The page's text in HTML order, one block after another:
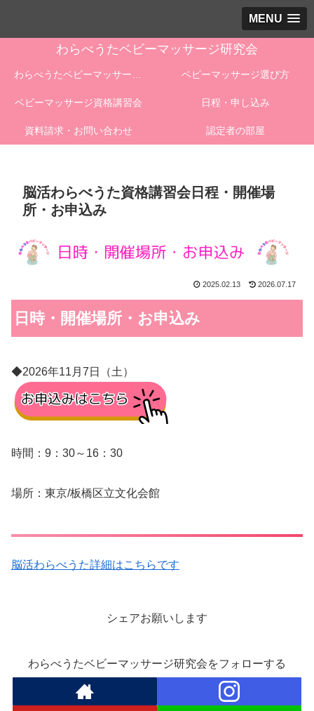
MENU
わらべうたベビーマッサージ研究会
ベビーマッサージ選び方
ベビーマッサージ資格講習会 日程・申し込み
資料請求・お問い合わせ 認定者の部屋
脳活わらべうた資格講習会日程・開催場
所・お申込み
2025.02.13 2026.07.17
日時・開催場所・お申込み
◆2026年11月7日（土）
時間：9：30～16：30
場所：東京/板橋区立文化会館
脳活わらべうた詳細はこちらです
シェアお願いします
わらべうたベビーマッサージ研究会をフォローする